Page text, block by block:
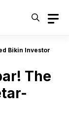
Bikin Investor
The